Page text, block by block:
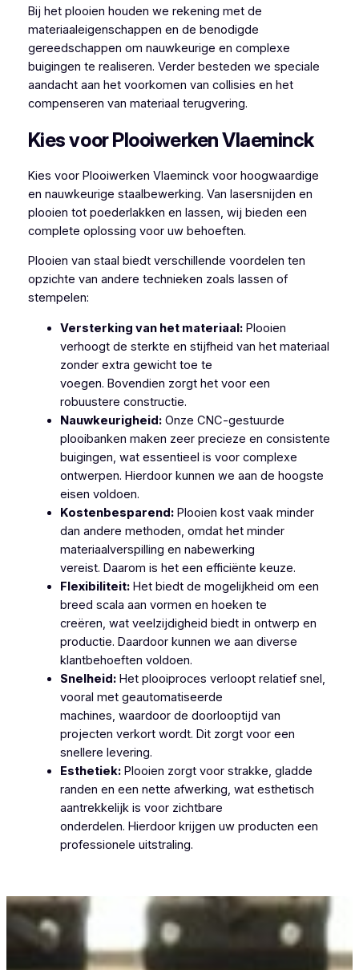
Bij het plooien houden we rekening met de
materiaaleigenschappen en de benodigde
gereedschappen om nauwkeurige en complexe
buigingen te realiseren. Verder besteden we speciale
aandacht aan het voorkomen van collisies en het
compenseren van materiaal terugvering.
Kies voor Plooiwerken Vlaeminck
Kies voor Plooiwerken Vlaeminck voor hoogwaardige
en nauwkeurige staalbewerking. Van lasersnijden en
plooien tot poederlakken en lassen, wij bieden een
complete oplossing voor uw behoeften.
Plooien van staal biedt verschillende voordelen ten
opzichte van andere technieken zoals lassen of
stempelen:
Versterking van het materiaal:Plooien
verhoogt de sterkte en stijfheid van het materiaal
zonder extra gewicht toe te
voegen. Bovendien zorgt het voor een
robuustere constructie.
Nauwkeurigheid:Onze CNC-gestuurde
plooibanken maken zeer precieze en consistente
buigingen, wat essentieel is voor complexe
ontwerpen. Hierdoor kunnen we aan de hoogste
eisen voldoen.
Kostenbesparend:Plooien kost vaak minder
dan andere methoden, omdat het minder
materiaalverspilling en nabewerking
vereist. Daarom is het een efficiënte keuze.
Flexibiliteit:Het biedt de mogelijkheid om een
breed scala aan vormen en hoeken te
creëren, wat veelzijdigheid biedt in ontwerp en
productie. Daardoor kunnen we aan diverse
klantbehoeften voldoen.
Snelheid:Het plooiproces verloopt relatief snel,
vooral met geautomatiseerde
machines, waardoor de doorlooptijd van
projecten verkort wordt. Dit zorgt voor een
snellere levering.
Esthetiek:Plooien zorgt voor strakke, gladde
randen en een nette afwerking, wat esthetisch
aantrekkelijk is voor zichtbare
onderdelen. Hierdoor krijgen uw producten een
professionele uitstraling.